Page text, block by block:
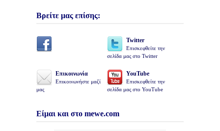
Βρείτε μας επίσης:
Twitter
Επισκεφθείτε την
σελίδα μας στο Twitter
Επικοινωνία
Επικοινωνήστε μαζί
μας
YouTube
Επισκεφθείτε την
σελίδα μας στο YouTube
Είμαι και στο mewe.com